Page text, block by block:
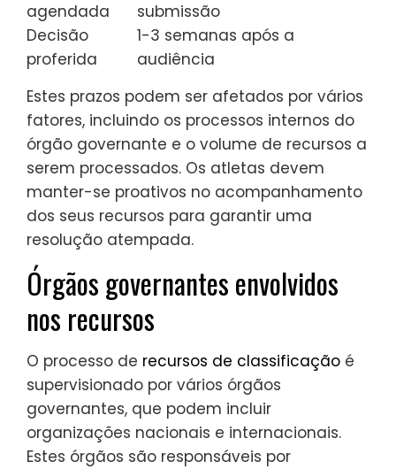
agendada
submissão
Decisão
proferida
1-3 semanas após a
audiência
Estes prazos podem ser afetados por vários
fatores, incluindo os processos internos do
órgão governante e o volume de recursos a
serem processados. Os atletas devem
manter-se proativos no acompanhamento
dos seus recursos para garantir uma
resolução atempada.
Órgãos governantes envolvidos
nos recursos
O processo de recursos de classificação é
supervisionado por vários órgãos
governantes, que podem incluir
organizações nacionais e internacionais.
Estes órgãos são responsáveis por